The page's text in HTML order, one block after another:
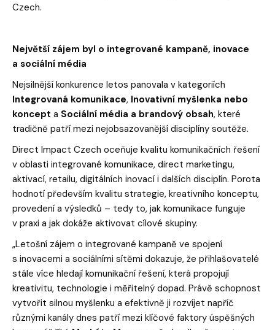
Czech.
Největší zájem byl o integrované kampaně, inovace
a sociální média
Nejsilnější konkurence letos panovala v kategoriích
Integrovaná komunikace, Inovativní myšlenka nebo
koncept a Sociální média a brandový obsah, které
tradičně patří mezi nejobsazovanější disciplíny soutěže.
Direct Impact Czech oceňuje kvalitu komunikačních řešení
v oblasti integrované komunikace, direct marketingu,
aktivací, retailu, digitálních inovací i dalších disciplín. Porota
hodnotí především kvalitu strategie, kreativního konceptu,
provedení a výsledků – tedy to, jak komunikace funguje
v praxi a jak dokáže aktivovat cílové skupiny.
„Letošní zájem o integrované kampaně ve spojení
s inovacemi a sociálními sítěmi dokazuje, že přihlašovatelé
stále více hledají komunikační řešení, která propojují
kreativitu, technologie i měřitelný dopad. Právě schopnost
vytvořit silnou myšlenku a efektivně ji rozvíjet napříč
různými kanály dnes patří mezi klíčové faktory úspěšných